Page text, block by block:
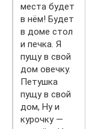
места будет
в нём! Будет
в доме стол
и печка. Я
пущу в свой
дом овечку.
Петушка
пущу в свой
дом, Ну и
курочку —